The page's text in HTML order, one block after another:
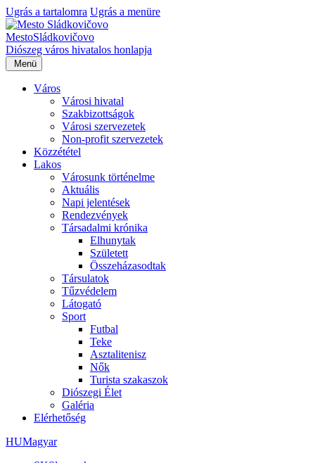
Ugrás a tartalomra Ugrás a menüre
MestoSládkovičovo
Diószeg város hivatalos honlapja
Menü
Város
Városi hivatal
Szakbizottságok
Városi szervezetek
Non-profit szervezetek
Közzététel
Lakos
Városunk történelme
Aktuális
Napi jelentések
Rendezvények
Társadalmi krónika
Elhunytak
Született
Összeházasodtak
Társulatok
Tűzvédelem
Látogató
Sport
Futbal
Teke
Asztalitenisz
Nők
Turista szakaszok
Diószegi Élet
Galéria
Elérhetőség
HUMagyar